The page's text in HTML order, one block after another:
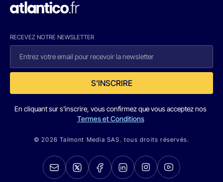
RECEVEZ NOTRE NEWSLETTER
S'INSCRIRE
En cliquant sur s'inscrire, vous confirmez que vous acceptez nos
Termes et Conditions
© 2026 Talmont Media SAS. tous droits réservés.